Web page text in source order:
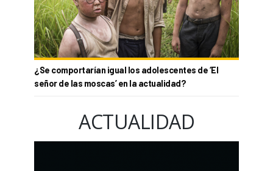
¿Se comportarían igual los adolescentes de ‘El
señor de las moscas’ en la actualidad?
ACTUALIDAD